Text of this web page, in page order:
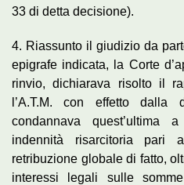
33 di detta decisione).
4. Riassunto il giudizio da
epigrafe indicata, la Corte
rinvio, dichiarava risolto il
l’A.T.M. con effetto dalla
condannava quest’ultima
indennità risarcitoria pari
retribuzione globale di fatto,
interessi legali sulle